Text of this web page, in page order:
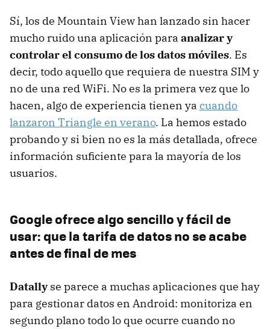
Sí, los de Mountain View han lanzado sin hacer
mucho ruido una aplicación para analizar y
controlar el consumo de los datos móviles. Es
decir, todo aquello que requiera de nuestra SIM y
no de una red WiFi. No es la primera vez que lo
hacen, algo de experiencia tienen ya cuando
lanzaron Triangle en verano. La hemos estado
probando y si bien no es la más detallada, ofrece
información suficiente para la mayoría de los
usuarios.
Google ofrece algo sencillo y fácil de
usar: que la tarifa de datos no se acabe
antes de final de mes
Datallyse parece a muchas aplicaciones que hay
para gestionar datos en Android: monitoriza en
segundo plano todo lo que ocurre cuando no